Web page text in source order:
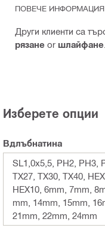
ПОВЕЧЕ ИНФОРМАЦИЯ
Други клиенти са
рязане or шлайфане
Изберете опции
Вдлъбнатина
SL1,0x5,5, PH2, PH3,
TX27, TX30, TX40,
HEX10, 6mm, 7mm,
mm, 14mm, 15mm,
21mm, 22mm, 24mm